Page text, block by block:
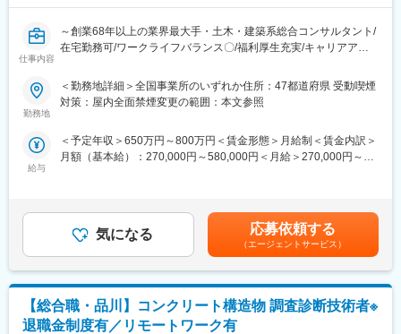
できるよう、多様な働き方の推進・定着を強化。
（2）在宅勤務可（週に2～3回程度）
在宅勤務、サテライトオフィスの他に、移動時間の有効活用を目
的として、モバイルワークを活用しています。
オフィスへの出社、テレワークを問わず、時差出勤制度を取り入
れています。社員は、始業時刻を5:00～11:00の間で選択できま
（4）ワークライフバランス
毎週水曜日はノー残業デーです。同業他社にも働きかけを行い、
国内外に貢献する業界シェアトップクラスの「技術・知識集団」
であり、68年以上の歴史を有する土木・建築系総合コンサルタン
ト業界のリーディングカンパニー。
港、建築、福祉、情報、PFI、NPM、防災等の社会資本整備、維
持管理に、卓越した技術と柔軟な頭脳をもって応え、日本経済の
発展に伴い多くのプロジェクトに携わってきました。
仕事内容
～創業68年以上の業界最大手・土木・建築系総合コンサルタント/
在宅勤務可/ワークライフバランス〇/福利厚生充実/キャリアアッ
■業務内容：
す。
森林・里山・沿岸域（藻場等）の自然再生に係わる調査・分析・
計画策定・実装
グリーンインフラ等NbS計画策定・実装支援
ESGを背景とした企業の30 by 30貢献や自然系クレジットの創出
等支援
これらのガイドライン作成や生物多様性地域戦略策定等政策支援
生物多様性価値評価等に係る研究・技術開発
勤務地
＜勤務地詳細＞全国事業所のいずれか住所：47都道府県 受動喫煙
対策：屋内全面禁煙変更の範囲：本文参照
給与
＜予定年収＞650万円～800万円＜賃金形態＞月給制＜賃金内訳＞
月額（基本給）：270,000円～580,000円＜月給＞270,000円～
金額であり、選考を通じて上下する可能性があります。月給(月額)
は固定手当を含めた表記です。
気になる 応募依頼する
（エージェントサービス）
【総合職・品川】コンクリート構造物 調査診断技術者※
退職金制度有／リモートワーク有